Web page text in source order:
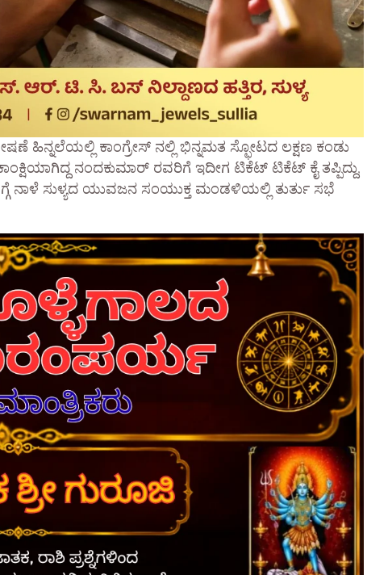
ಘೋಷಣೆ ಹಿನ್ನಲೆಯಲ್ಲಿ ಕಾಂಗ್ರೇಸ್ ನಲ್ಲಿ ಭಿನ್ನಮತ ಸ್ಫೋಟದ ಲಕ್ಷಣ ಕಂಡು
ನಂದಕುಮಾರ್ ರವರಿಗೆ ಇದೀಗ ಟಿಕೆಟ್ ಟಿಕೆಟ್ ಕೈ ತಪ್ಪಿದ್ದು,
ನಾಳೆ ಸುಳ್ಯದ ಯುವಜನ ಸಂಯುಕ್ತ ಮಂಡಳಿಯಲ್ಲಿ ತುರ್ತು ಸಭೆ